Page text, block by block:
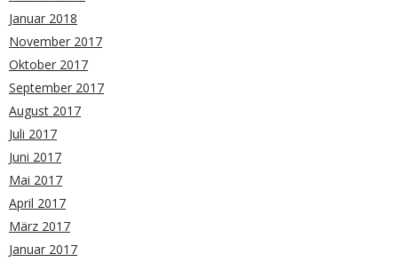
Januar 2018
November 2017
Oktober 2017
September 2017
August 2017
Juli 2017
Juni 2017
Mai 2017
April 2017
März 2017
Januar 2017